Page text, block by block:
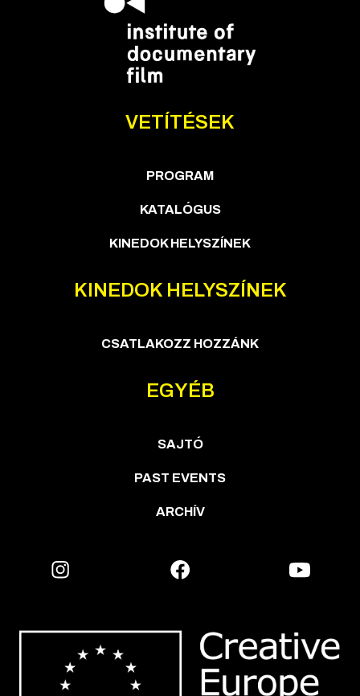
VETÍTÉSEK
PROGRAM
KATALÓGUS
KINEDOK HELYSZÍNEK
KINEDOK HELYSZÍNEK
CSATLAKOZZ HOZZÁNK
EGYÉB
SAJTÓ
PAST EVENTS
ARCHÍV